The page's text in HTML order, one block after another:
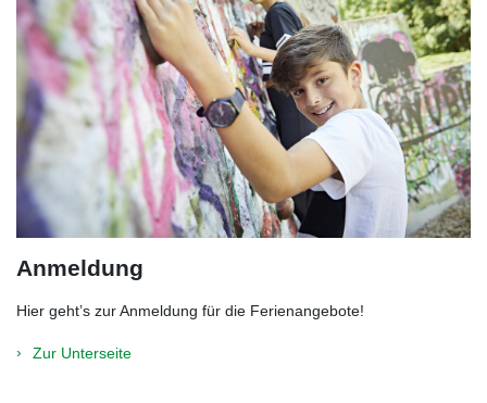
Anmeldung
Hier geht’s zur Anmeldung für die Ferienangebote!
Zur Unterseite